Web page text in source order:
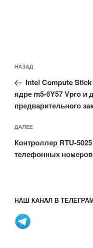
по
записям
Предыдущая
запись:
НАЗАД
Intel Compute
ядре m5-6Y57 Vpro и
предварительного
Следующая
запись
ДАЛЕЕ
Контроллер RTU-
телефонных номеров
НАШ КАНАЛ В